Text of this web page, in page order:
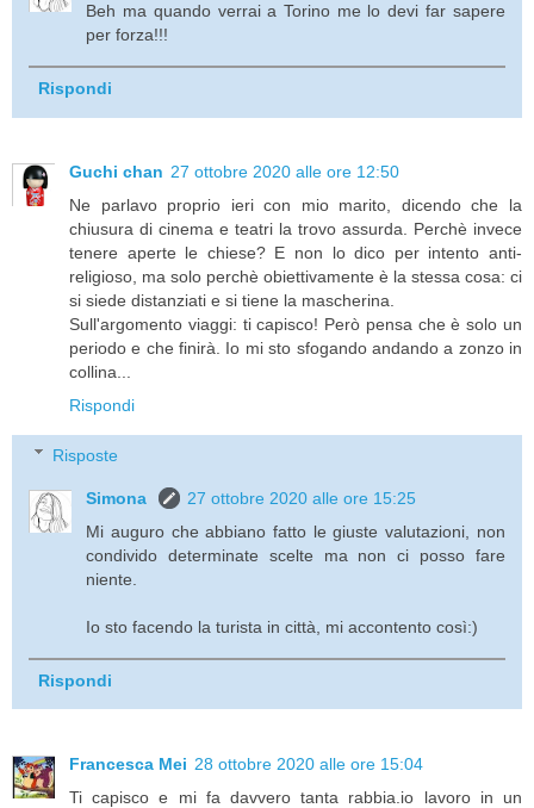
Beh ma quando verrai a Torino me lo devi far sapere
per forza!!!
Rispondi
Guchi chan 27 ottobre 2020 alle ore 12:50
Ne parlavo proprio ieri con mio marito, dicendo che la
chiusura di cinema e teatri la trovo assurda. Perchè invece
tenere aperte le chiese? E non lo dico per intento anti-
religioso, ma solo perchè obiettivamente è la stessa cosa: ci
si siede distanziati e si tiene la mascherina.
Sull'argomento viaggi: ti capisco! Però pensa che è solo un
periodo e che finirà. Io mi sto sfogando andando a zonzo in
collina...
Rispondi
Risposte
Simona
27 ottobre 2020 alle ore 15:25
Mi auguro che abbiano fatto le giuste valutazioni, non
condivido determinate scelte ma non ci posso fare
niente.
Io sto facendo la turista in città, mi accontento così:)
Rispondi
Francesca Mei 28 ottobre 2020 alle ore 15:04
Ti capisco e mi fa davvero tanta rabbia.io lavoro in un